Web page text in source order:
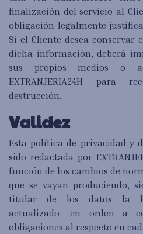
finalización del servicio al
obligación legalmente
Si el Cliente desea
dicha información, deberá
sus propios medios o
EXTRANJERIA24H para
destrucción.
Validez
Esta política de privacidad y
sido redactada por
función de los cambios de
que se vayan produciendo,
titular de los datos la
actualizado, en orden a
obligaciones al respecto en